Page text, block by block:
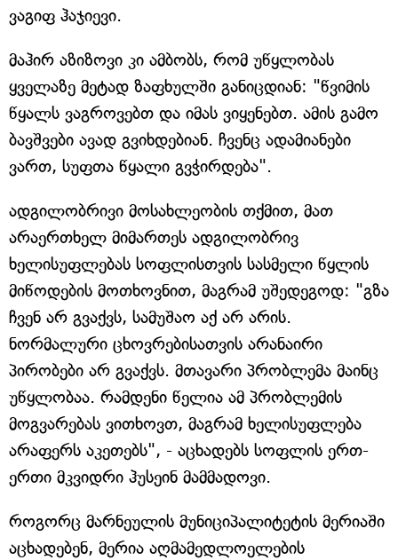
ვაგიფ ჰაჯიევი.
მაჰირ აზიზოვი კი ამბობს, რომ უწყლობას
ყველაზე მეტად ზაფხულში განიცდიან: "წვიმის
წყალს ვაგროვებთ და იმას ვიყენებთ. ამის გამო
ბავშვები ავად გვიხდებიან. ჩვენც ადამიანები
ვართ, სუფთა წყალი გვჭირდება".
ადგილობრივი მოსახლეობის თქმით, მათ
არაერთხელ მიმართეს ადგილობრივ
ხელისუფლებას სოფლისთვის სასმელი წყლის
მიწოდების მოთხოვნით, მაგრამ უშედეგოდ: "გზა
ჩვენ არ გვაქვს, სამუშაო აქ არ არის.
ნორმალური ცხოვრებისათვის არანაირი
პირობები არ გვაქვს. მთავარი პრობლემა მაინც
უწყლობაა. რამდენი წელია ამ პრობლემის
მოგვარებას ვითხოვთ, მაგრამ ხელისუფლება
არაფერს აკეთებს", - აცხადებს სოფლის ერთ-
ერთი მკვიდრი ჰუსეინ მამმადოვი.
როგორც მარნეულის მუნიციპალიტეტის მერიაში
აცხადებენ, მერია აღმამედლოელების